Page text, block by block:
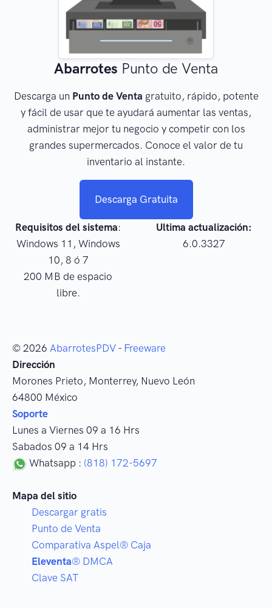
Abarrotes Punto de Venta
Descarga un Punto de Venta gratuito, rápido, potente
y fácil de usar que te ayudará aumentar las ventas,
administrar mejor tu negocio y competir con los
grandes supermercados. Conoce el valor de tu
inventario al instante.
Descarga Gratuita
Requisitos del sistema:
Windows 11, Windows
10, 8 ó 7
200 MB de espacio
libre.
Ultima actualización:
6.0.3327
© 2026 AbarrotesPDV - Freeware
Dirección
Morones Prieto, Monterrey, Nuevo León
64800 México
Soporte
Lunes a Viernes 09 a 16 Hrs
Sabados 09 a 14 Hrs
Whatsapp : (818) 172-5697
Mapa del sitio
Descargar gratis
Punto de Venta
Comparativa Aspel® Caja
Eleventa® DMCA
Clave SAT